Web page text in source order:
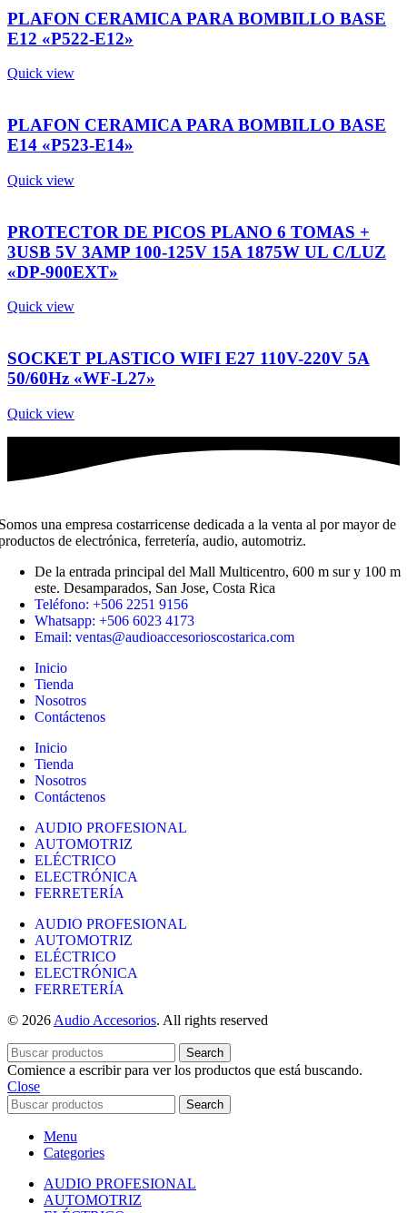
PLAFON CERAMICA PARA BOMBILLO BASE
E12 «P522-E12»
Quick view
PLAFON CERAMICA PARA BOMBILLO BASE
E14 «P523-E14»
Quick view
PROTECTOR DE PICOS PLANO 6 TOMAS +
3USB 5V 3AMP 100-125V 15A 1875W UL C/LUZ
«DP-900EXT»
Quick view
SOCKET PLASTICO WIFI E27 110V-220V 5A
50/60Hz «WF-L27»
Quick view
una empresa costarricense dedicada a la venta al por mayor de
de electrónica, ferretería, audio, automotriz.
De la entrada principal del Mall Multicentro, 600 m sur y 100 m
este. Desamparados, San Jose, Costa Rica
Teléfono: +506 2251 9156
Whatsapp: +506 6023 4173
Email: ventas@audioaccesorioscostarica.com
Inicio
Tienda
Nosotros
Contáctenos
Inicio
Tienda
Nosotros
Contáctenos
AUDIO PROFESIONAL
AUTOMOTRIZ
ELÉCTRICO
ELECTRÓNICA
FERRETERÍA
AUDIO PROFESIONAL
AUTOMOTRIZ
ELÉCTRICO
ELECTRÓNICA
FERRETERÍA
© 2026 Audio Accesorios. All rights reserved
Search
Comience a escribir para ver los productos que está buscando.
Close
Search
Menu
Categories
AUDIO PROFESIONAL
AUTOMOTRIZ